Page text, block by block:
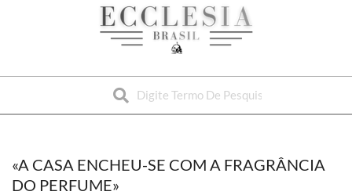
BYBLOS
«A CASA ENCHEU-SE COM A FRAGRÂNCIA
DO PERFUME»